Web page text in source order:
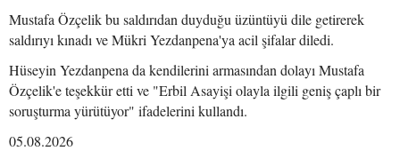
Mustafa Özçelik bu saldırıdan duyduğu üzüntüyü dile getirerek
saldırıyı kınadı ve Mükri Yezdanpena'ya acil şifalar diledi.
Hüseyin Yezdanpena da kendilerini armasından dolayı Mustafa
Özçelik'e teşekkür etti ve "Erbil Asayişi olayla ilgili geniş çaplı bir
soruşturma yürütüyor" ifadelerini kullandı.
05.08.2026